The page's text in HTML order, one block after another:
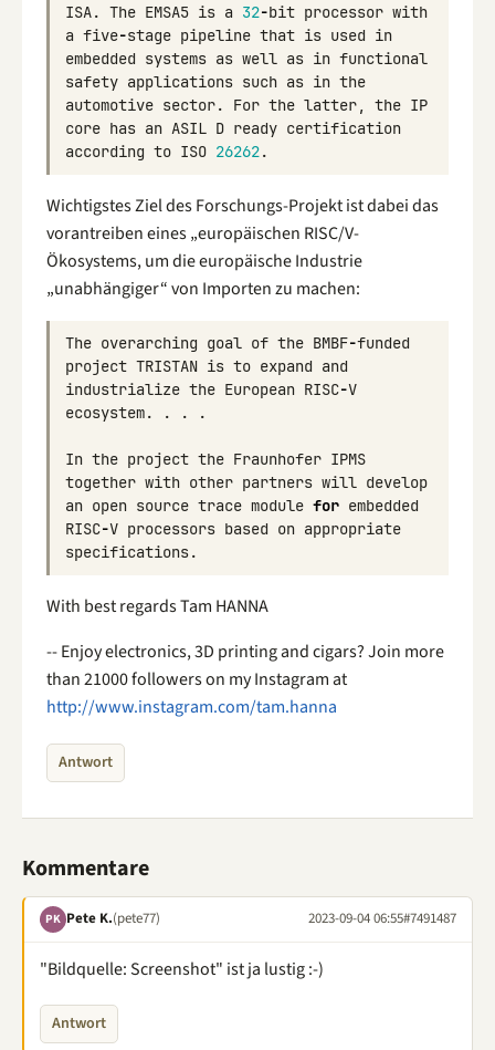
ISA. The EMSA5 is a 32-bit processor with
a five-stage pipeline that is used in
embedded systems as well as in functional
safety applications such as in the
automotive sector. For the latter the IP
core has an ASIL D ready certification
according to ISO 26262.
Wichtigstes Ziel des Forschungs-Projekt ist dabei das
vorantreiben eines „europäischen RISC/V-
Ökosystems, um die europäische Industrie
„unabhängiger“ von Importen zu machen:
The overarching goal of the BMBF-funded
project TRISTAN is to expand and
industrialize the European RISC-V
ecosystem. . . .
In the project the Fraunhofer IPMS
together with other partners will develop
an open source trace module for embedded
RISC-V processors based on appropriate
specifications.
With best regards Tam HANNA
-- Enjoy electronics, 3D printing and cigars? Join more
than 21000 followers on my Instagram at
http://www.instagram.com/tam.hanna
Antwort
Kommentare
PK Pete K.(pete77) 2023-09-04 06:55#7491487
"Bildquelle: Screenshot" ist ja lustig :-)
Antwort